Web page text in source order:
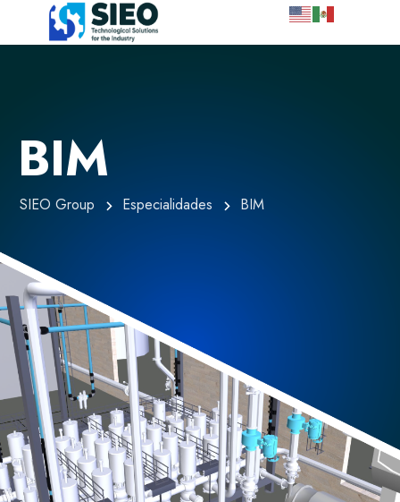
BIM
SIEO Group Especialidades BIM